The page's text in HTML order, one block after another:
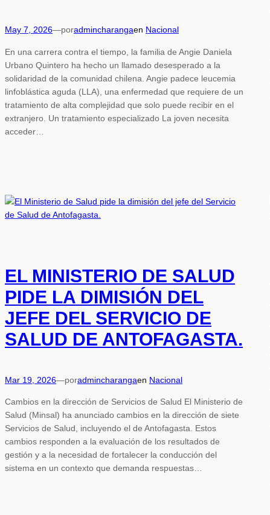
May 7, 2026—poradmincharangaen Nacional
En una carrera contra el tiempo, la familia de Angie Daniela
Urbano Quintero ha hecho un llamado desesperado a la
solidaridad de la comunidad chilena. Angie padece leucemia
linfoblástica aguda (LLA), una enfermedad que requiere de un
tratamiento de alta complejidad que solo puede recibir en el
extranjero. Un tratamiento especializado La joven necesita
acceder…
EL MINISTERIO DE SALUD
PIDE LA DIMISIÓN DEL
JEFE DEL SERVICIO DE
SALUD DE ANTOFAGASTA.
Mar 19, 2026—poradmincharangaen Nacional
Cambios en la dirección de Servicios de Salud El Ministerio de
Salud (Minsal) ha anunciado cambios en la dirección de siete
Servicios de Salud, incluyendo el de Antofagasta. Estos
cambios responden a la evaluación de los resultados de
gestión y a la necesidad de fortalecer la conducción del
sistema en un contexto que demanda respuestas…